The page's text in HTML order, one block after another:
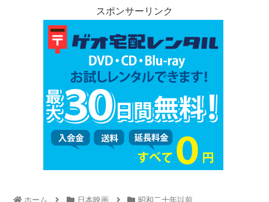
スポンサーリンク
ホーム 日本映画 昭和二十年以前